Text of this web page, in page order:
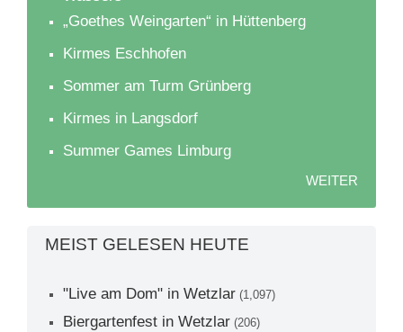
„Goethes Weingarten“ in Hüttenberg
Kirmes Eschhofen
Sommer am Turm Grünberg
Kirmes in Langsdorf
Summer Games Limburg
WEITER
MEIST GELESEN HEUTE
"Live am Dom" in Wetzlar (1,097)
Biergartenfest in Wetzlar (206)